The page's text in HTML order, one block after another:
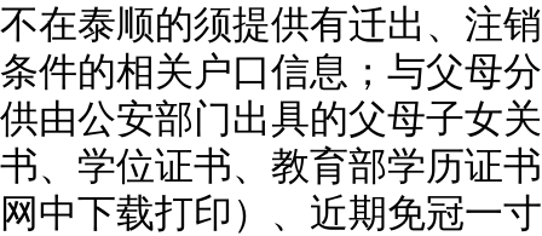
不在泰顺的须提供有迁出、注
条件的相关户口信息；与父母
供由公安部门出具的父母子女
书、学位证书、教育部学历证
网中下载打印）、近期免冠一